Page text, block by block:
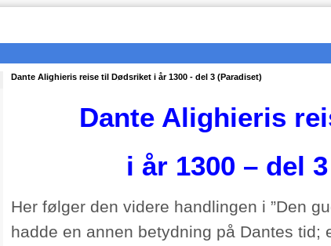
Dante Alighieris reise til Dødsriket i år 1300 - del 3 (Paradiset)
Dante Alighieris
i år 1300 – del
Her følger den videre handlingen i ”Den
hadde en annen betydning på Dantes tid;